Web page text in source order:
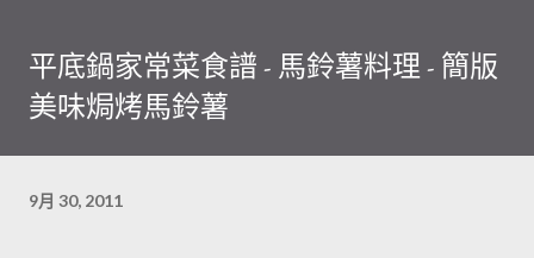
平底鍋家常菜食譜 - 馬鈴薯料理 - 簡版
美味焗烤馬鈴薯
9月 30, 2011